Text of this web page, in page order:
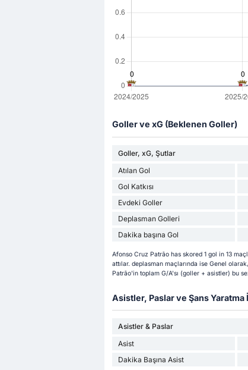
Goller ve xG (Beklenen Goller)
Goller, xG, Şutlar
Atılan Gol
Gol Katkısı
Evdeki Goller
Deplasman Golleri
Dakika başına Gol
Afonso Cruz Patrão has skored 1 gol in 13
attılar. deplasman maçlarında ise Genel
Patrão'in toplam G/A'sı (goller + asistler) bu
Asistler, Paslar ve Şans
Asistler & Paslar
Asist
Dakika Başına Asist